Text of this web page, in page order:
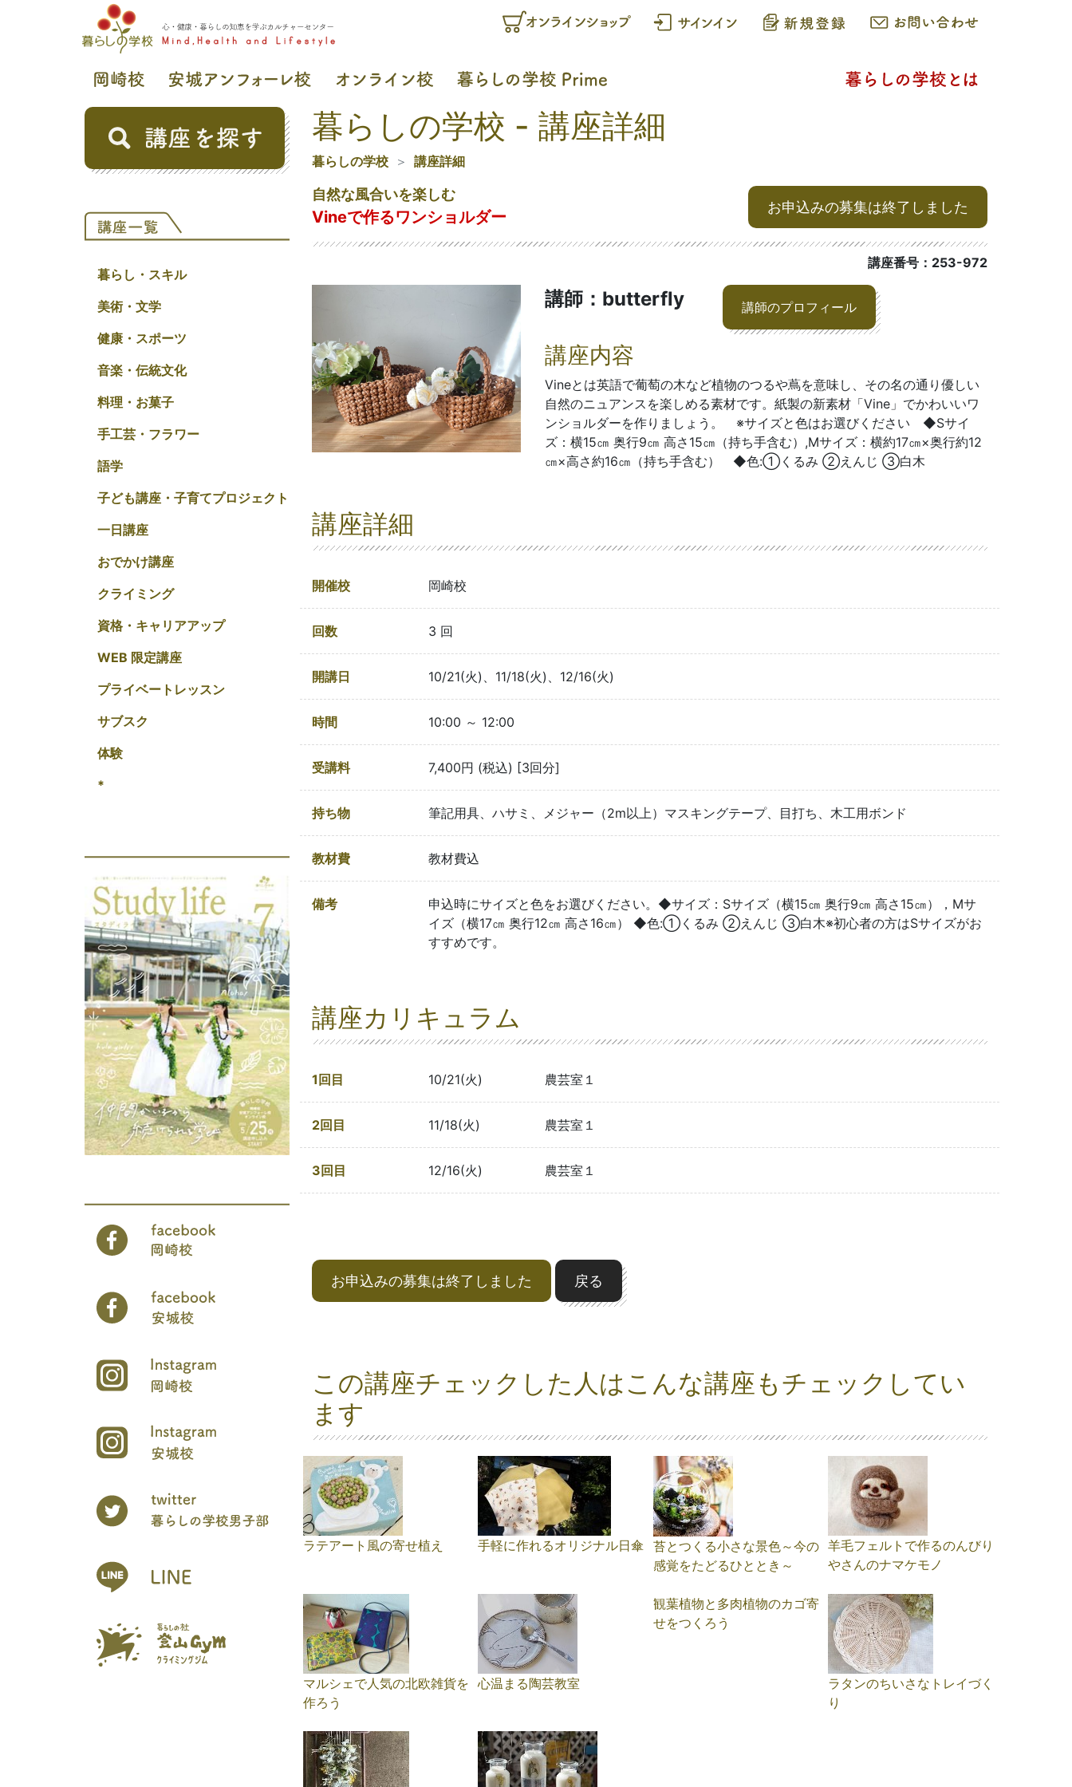
暮らし・スキル
美術・文学
健康・スポーツ
音楽・伝統文化
料理・お菓子
手工芸・フラワー
語学
子ども講座・子育てプロジェクト
一日講座
おでかけ講座
クライミング
資格・キャリアアップ
WEB 限定講座
プライベートレッスン
サブスク
体験
*
暮らしの学校 - 講座詳細
暮らしの学校 講座詳細
自然な風合いを楽しむ
Vineで作るワンショルダー
お申込みの募集は終了しました
講座番号：253-972
講師：butterfly 講師のプロフィール
講座内容
Vineとは英語で葡萄の木など植物のつるや蔦を意味し、その名の通り優しい
自然のニュアンスを楽しめる素材です。紙製の新素材「Vine」でかわいいワ
ンショルダーを作りましょう。 ※サイズと色はお選びください ◆Sサイ
ズ：横15㎝ 奥行9㎝ 高さ15㎝（持ち手含む）,Mサイズ：横約17㎝×奥行約12
㎝×高さ約16㎝（持ち手含む） ◆色:①くるみ ②えんじ ③白木
講座詳細
開催校 岡崎校
回数 3 回
開講日 10/21(火)、11/18(火)、12/16(火)
時間 10:00 ～ 12:00
受講料 7,400円 (税込) [3回分]
持ち物 筆記用具、ハサミ、メジャー（2m以上）マスキングテープ、目打ち、木工用ボンド
教材費 教材費込
備考
申込時にサイズと色をお選びください。◆サイズ：Sサイズ（横15㎝ 奥行9㎝ 高さ15㎝），Mサ
イズ（横17㎝ 奥行12㎝ 高さ16㎝） ◆色:①くるみ ②えんじ ③白木※初心者の方はSサイズがお
すすめです。
講座カリキュラム
1回目 10/21(火) 農芸室１
2回目 11/18(火) 農芸室１
3回目 12/16(火) 農芸室１
お申込みの募集は終了しました 戻る
この講座チェックした人はこんな講座もチェックしてい
ます
ラテアート風の寄せ植え 手軽に作れるオリジナル日傘 苔とつくる小さな景色～今の
感覚をたどるひととき～
羊毛フェルトで作るのんびり
やさんのナマケモノ
マルシェで人気の北欧雑貨を
作ろう
心温まる陶芸教室
観葉植物と多肉植物のカゴ寄
せをつくろう
ラタンのちいさなトレイづく
り